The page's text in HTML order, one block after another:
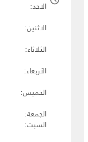
الاحد
الاثنين
الثلاثاء
الأربعاء
الخميس
الجمعة
السبت